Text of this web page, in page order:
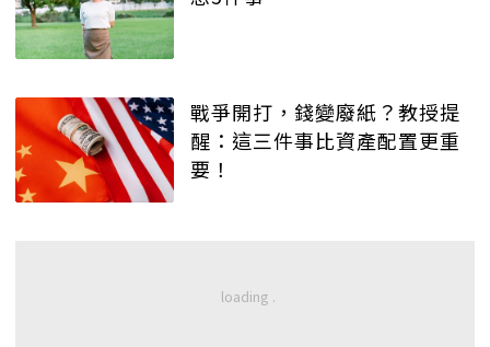
戰爭開打，錢變廢紙？教授提
醒：這三件事比資產配置更重
要！